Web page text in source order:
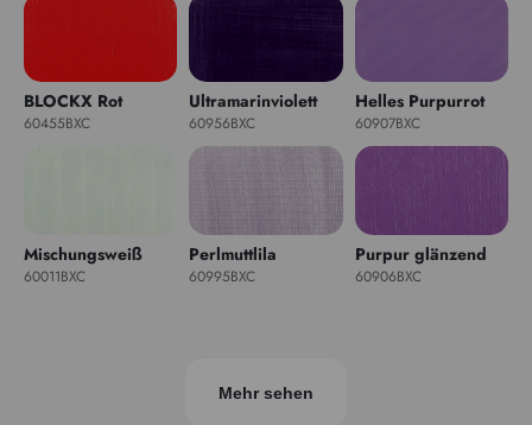
BLOCKX Rot
60455BXC
Ultramarinviolett
60956BXC
Helles Purpurrot
60907BXC
Mischungsweiß
60011BXC
Perlmuttlila
60995BXC
Purpur glänzend
60906BXC
Mehr sehen